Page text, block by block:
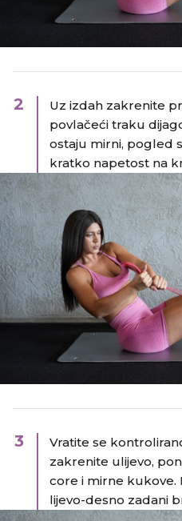
2
Uz izdah zakrenite
povlačeći traku
ostaju mirni, pogled
kratko napetost na
3
Vratite se
zakrenite ulijevo,
core i mirne kukove.
lijevo-desno zadani